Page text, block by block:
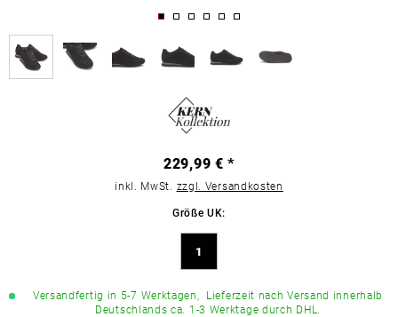
229,99 € *
inkl. MwSt. zzgl. Versandkosten
Größe UK:
1
Versandfertig in 5-7 Werktagen, Lieferzeit nach Versand innerhalb
Deutschlands ca. 1-3 Werktage durch DHL.